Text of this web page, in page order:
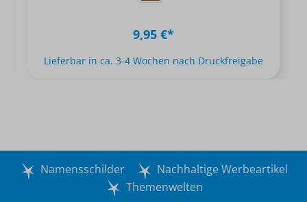
9,95 €*
Lieferbar in ca. 3-4 Wochen nach Druckfreigabe
Namensschilder
Nachhaltige Werbeartikel
Themenwelten